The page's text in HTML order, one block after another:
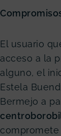
El usuario
acceso a la
alguno, el
Estela
Bermejo a
compromete